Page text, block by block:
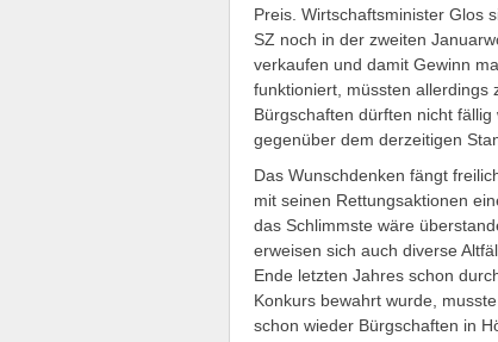
Preis. Wirtschaftsminister Glos
SZ noch in der zweiten
verkaufen und damit Gewinn
funktioniert, müssten allerdings
Bürgschaften dürften nicht
gegenüber dem derzeitigen
Das Wunschdenken fängt
mit seinen Rettungsaktionen
das Schlimmste wäre
erweisen sich auch diverse
Ende letzten Jahres schon
Konkurs bewahrt wurde,
schon wieder Bürgschaften in